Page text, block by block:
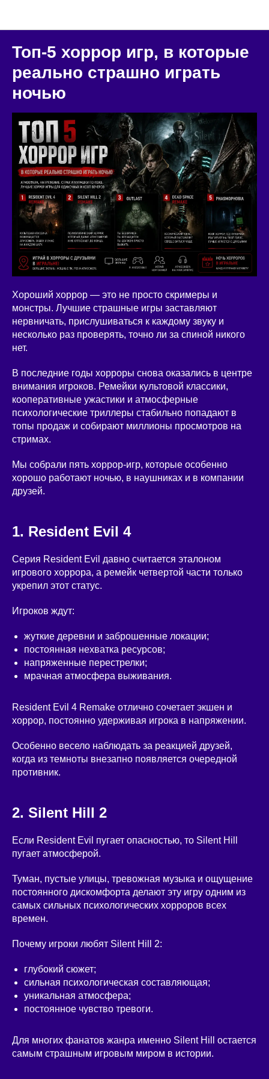
Топ-5 хоррор игр, в которые
реально страшно играть
ночью
Хороший хоррор — это не просто скримеры и
монстры. Лучшие страшные игры заставляют
нервничать, прислушиваться к каждому звуку и
несколько раз проверять, точно ли за спиной никого
нет.
В последние годы хорроры снова оказались в центре
внимания игроков. Ремейки культовой классики,
кооперативные ужастики и атмосферные
психологические триллеры стабильно попадают в
топы продаж и собирают миллионы просмотров на
стримах.
Мы собрали пять хоррор-игр, которые особенно
хорошо работают ночью, в наушниках и в компании
друзей.
1. Resident Evil 4
Серия Resident Evil давно считается эталоном
игрового хоррора, а ремейк четвертой части только
укрепил этот статус.
Игроков ждут:
жуткие деревни и заброшенные локации;
постоянная нехватка ресурсов;
напряженные перестрелки;
мрачная атмосфера выживания.
Resident Evil 4 Remake отлично сочетает экшен и
хоррор, постоянно удерживая игрока в напряжении.
Особенно весело наблюдать за реакцией друзей,
когда из темноты внезапно появляется очередной
противник.
2. Silent Hill 2
Если Resident Evil пугает опасностью, то Silent Hill
пугает атмосферой.
Туман, пустые улицы, тревожная музыка и ощущение
постоянного дискомфорта делают эту игру одним из
самых сильных психологических хорроров всех
времен.
Почему игроки любят Silent Hill 2:
глубокий сюжет;
сильная психологическая составляющая;
уникальная атмосфера;
постоянное чувство тревоги.
Для многих фанатов жанра именно Silent Hill остается
самым страшным игровым миром в истории.